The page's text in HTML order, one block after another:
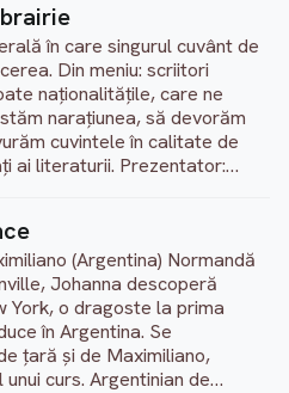
în care singurul cuvânt de
Din meniu: scriitori
naţionalităţile, care ne
naraţiunea, să devorăm
cuvintele în calitate de
ai literaturii. Prezentator:
(Argentina) Normandă
Johanna descoperă
York, o dragoste la prima
în Argentina. Se
țară și de Maximiliano,
curs. Argentinian de